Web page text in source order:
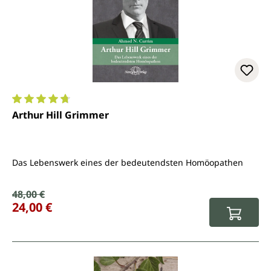
Durchschnittliche Bewertung von 4.8 von 5 Sternen
Arthur Hill Grimmer
Das Lebenswerk eines der bedeutendsten Homöopathen
Verkaufspreis:
Regulärer Preis:
48,00 €
24,00 €